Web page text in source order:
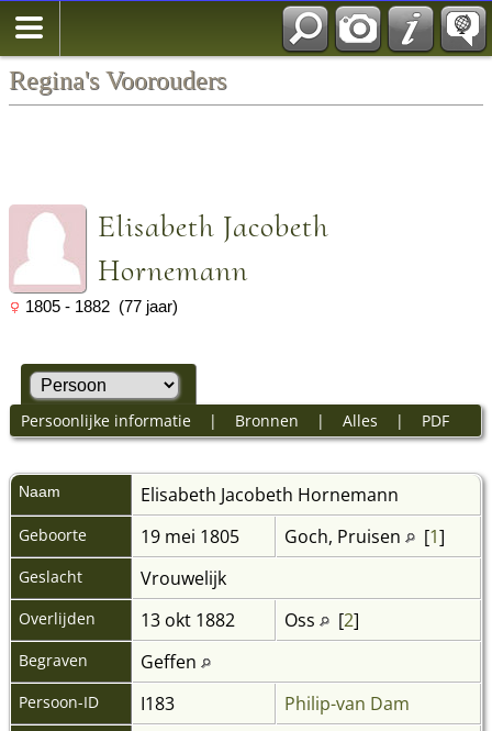
Regina's Voorouders
Elisabeth Jacobeth
Hornemann
1805 - 1882 (77 jaar)
Persoonlijke informatie| Bronnen | Alles | PDF
Naam Elisabeth Jacobeth Hornemann
Geboorte 19 mei 1805 Goch, Pruisen [1]
Geslacht Vrouwelijk
Overlijden 13 okt 1882 Oss [2]
Begraven Geffen
Persoon-ID I183 Philip-van Dam